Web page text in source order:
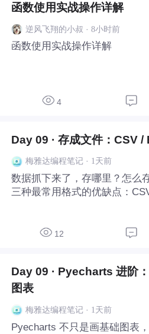
函数使用实战操作详解
逆风飞翔的小叔 · 8小时前
函数使用实战操作详解
4
Day 09 · 存成文件：CSV
梅雅达编程笔记· 1天前
数据抓下来了，存哪里？怎么
三种最常用格式的优缺点：
das存CSV和Excel、用json模
12
Day 09 · Pyecharts 进阶
图表
梅雅达编程笔记· 1天前
Pyecharts 不只是画基础图表